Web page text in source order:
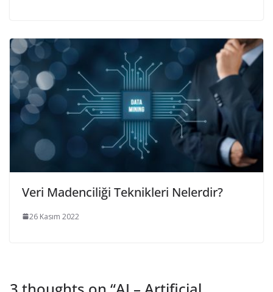
Veri Madenciliği Teknikleri Nelerdir?
26 Kasım 2022